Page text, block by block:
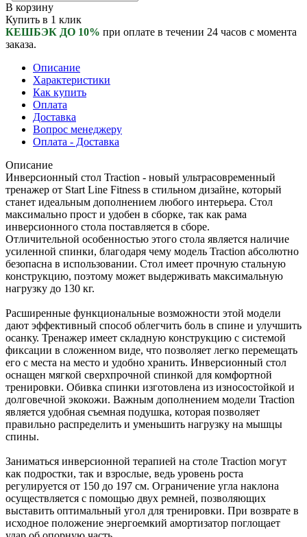
В корзину
Купить в 1 клик
КЕШБЭК ДО 10% при оплате в течении 24 часов с момента
заказа.
Описание
Характеристики
Как купить
Оплата
Доставка
Вопрос менеджеру
Оплата - Доставка
Описание
Инверсионный стол Traction - новый ультрасовременный
тренажер от Start Line Fitness в стильном дизайне, который
станет идеальным дополнением любого интерьера. Стол
максимально прост и удобен в сборке, так как рама
инверсионного стола поставляется в сборе.
Отличительной особенностью этого стола является наличие
усиленной спинки, благодаря чему модель Traction абсолютно
безопасна в использовании. Стол имеет прочную стальную
конструкцию, поэтому может выдерживать максимальную
нагрузку до 130 кг.
Расширенные функциональные возможности этой модели
дают эффективный способ облегчить боль в спине и улучшить
осанку. Тренажер имеет складную конструкцию с системой
фиксации в сложенном виде, что позволяет легко перемещать
его с места на место и удобно хранить. Инверсионный стол
оснащен мягкой сверхпрочной спинкой для комфортной
тренировки. Обивка спинки изготовлена из износостойкой и
долговечной экокожи. Важным дополнением модели Traction
является удобная съемная подушка, которая позволяет
правильно распределить и уменьшить нагрузку на мышцы
спины.
Заниматься инверсионной терапией на столе Traction могут
как подростки, так и взрослые, ведь уровень роста
регулируется от 150 до 197 см. Ограничение угла наклона
осуществляется с помощью двух ремней, позволяющих
выставить оптимальный угол для тренировки. При возврате в
исходное положение энергоемкий амортизатор поглощает